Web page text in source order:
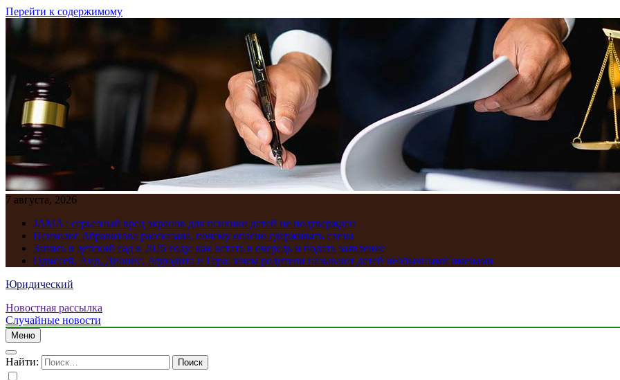
Перейти к содержимому
7 августа, 2026
JAMA : серьезный вред экранов для психики детей не подтвержден
Психолог Абравитова рассказала, почему опасно сдерживать слезы
Запись в детский сад в 2026 году: как встать в очередь и подать заявление
Одиссей, Аид, Дионис, Афродита и Гера: зачем родители называют детей необычными именами
Юридический
Новостная рассылка
Случайные новости
Меню
Найти: